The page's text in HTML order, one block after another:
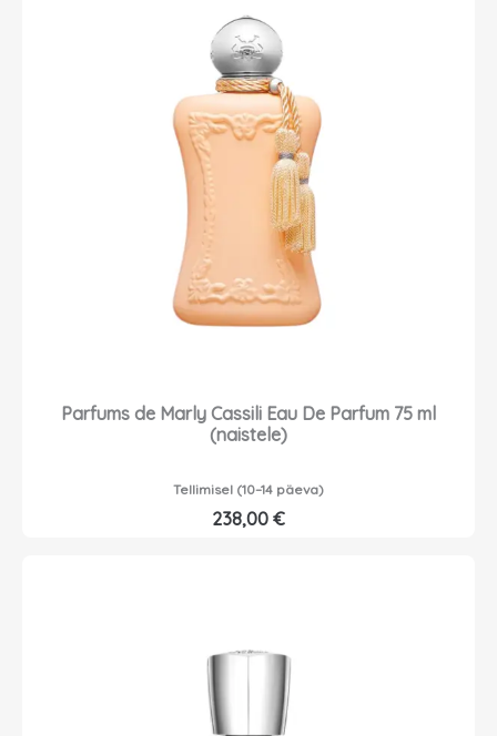
Parfums de Marly Cassili Eau De Parfum 75 ml
(naistele)
Tellimisel (10–14 päeva)
238,00 €